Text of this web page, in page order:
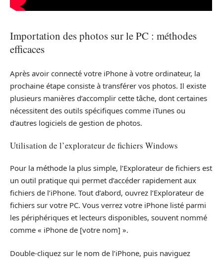
Importation des photos sur le PC : méthodes
efficaces
Après avoir connecté votre iPhone à votre ordinateur, la
prochaine étape consiste à transférer vos photos. Il existe
plusieurs manières d’accomplir cette tâche, dont certaines
nécessitent des outils spécifiques comme iTunes ou
d’autres logiciels de gestion de photos.
Utilisation de l’explorateur de fichiers Windows
Pour la méthode la plus simple, l’Explorateur de fichiers est
un outil pratique qui permet d’accéder rapidement aux
fichiers de l’iPhone. Tout d’abord, ouvrez l’Explorateur de
fichiers sur votre PC. Vous verrez votre iPhone listé parmi
les périphériques et lecteurs disponibles, souvent nommé
comme « iPhone de [votre nom] ».
Double-cliquez sur le nom de l’iPhone, puis naviguez